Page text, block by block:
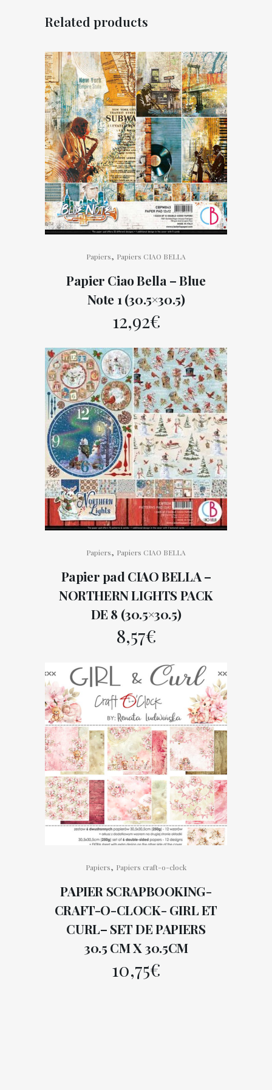
Related products
Papiers, Papiers CIAO BELLA
Papier Ciao Bella – Blue
Note 1 (30.5×30.5)
12,92€
Papiers, Papiers CIAO BELLA
Papier pad CIAO BELLA –
NORTHERN LIGHTS PACK
DE 8 (30.5×30.5)
8,57€
Papiers, Papiers craft-o-clock
PAPIER SCRAPBOOKING-
CRAFT-O-CLOCK- GIRL ET
CURL– SET DE PAPIERS
30.5 CM X 30.5CM
10,75€